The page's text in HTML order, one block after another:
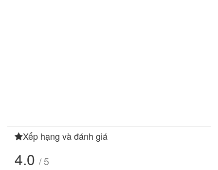
Xếp hạng và đánh giá
4.0 / 5